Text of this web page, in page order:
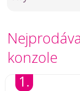
konzole
1.